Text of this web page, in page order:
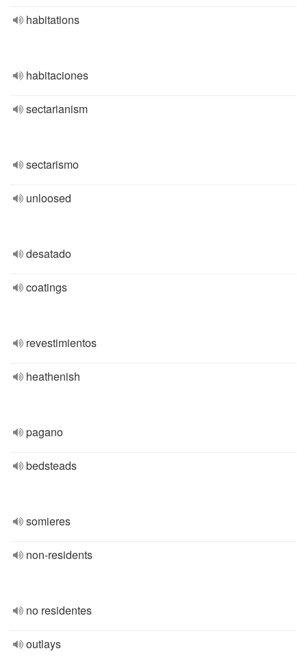
habitations
habitaciones
sectarianism
sectarismo
unloosed
desatado
coatings
revestimientos
heathenish
pagano
bedsteads
somieres
non-residents
no residentes
outlays